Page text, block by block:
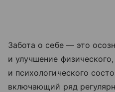
Забота о себе — это
и улучшение
и психологического
включающий ряд